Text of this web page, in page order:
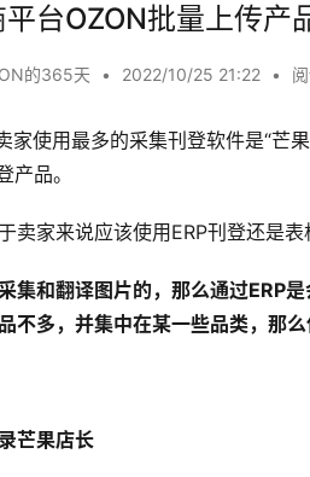
台OZON批量上传产
的365天 • 2022/10/25 21:22 •
家使用最多的采集刊登软件是“芒
产品。
卖家来说应该使用ERP刊登还是表
集和翻译图片的，那么通过ERP
不多，并集中在某一些品类，那么
芒果店长